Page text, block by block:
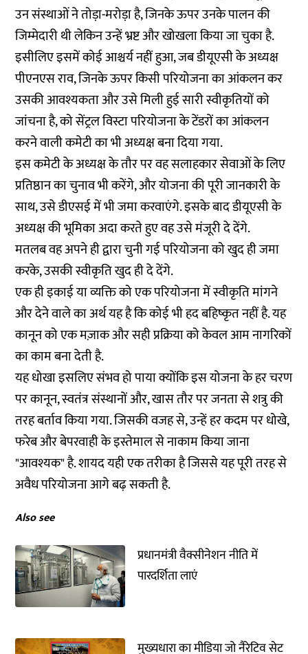
उन संस्थाओं ने तोड़ा-मरोड़ा है, जिनके ऊपर उनके पालन की
जिम्मेदारी थी लेकिन उन्हें भ्रष्ट और खोखला किया जा चुका है.
इसीलिए इसमें कोई आश्चर्य नहीं हुआ, जब डीयूएसी के अध्यक्ष
पीएनएस राव, जिनके ऊपर किसी परियोजना का आंकलन कर
उसकी आवश्यकता और उसे मिली हुई सारी स्वीकृतियों को
जांचना है, को सेंट्रल विस्टा परियोजना के टेंडरों का आंकलन
करने वाली कमेटी का भी अध्यक्ष बना दिया गया.
इस कमेटी के अध्यक्ष के तौर पर वह सलाहकार सेवाओं के लिए
प्रतिष्ठान का चुनाव भी करेंगे, और योजना की पूरी जानकारी के
साथ, उसे डीएसई में भी जमा करवाएंगे. इसके बाद डीयूएसी के
अध्यक्ष की भूमिका अदा करते हुए वह उसे मंजूरी दे देंगे.
मतलब वह अपने ही द्वारा चुनी गई परियोजना को खुद ही जमा
करके, उसकी स्वीकृति खुद ही दे देंगे.
एक ही इकाई या व्यक्ति को एक परियोजना में स्वीकृति मांगने
और देने वाले का अर्थ यह है कि कोई भी हद बहिष्कृत नहीं है. यह
कानून को एक मज़ाक और सही प्रक्रिया को केवल आम नागरिकों
का काम बना देती है.
यह धोखा इसलिए संभव हो पाया क्योंकि इस योजना के हर चरण
परकानून, स्वतंत्र संस्थानों और, खास तौर पर जनता से शत्रु की
तरह बर्ताव किया गया. जिसकी वजह से, उन्हें हर कदम पर धोखे,
फरेब और बेपरवाही के इस्तेमाल से नाकाम किया जाना
"आवश्यक" है. शायद यही एक तरीका है जिससे यह पूरी तरह से
अवैध परियोजना आगे बढ़ सकती है.
Also see
प्रधानमंत्री वैक्सीनेशन नीति में
पारदर्शिता लाएं
मुख्यधारा का मीडिया जो नैरेटिव सेट